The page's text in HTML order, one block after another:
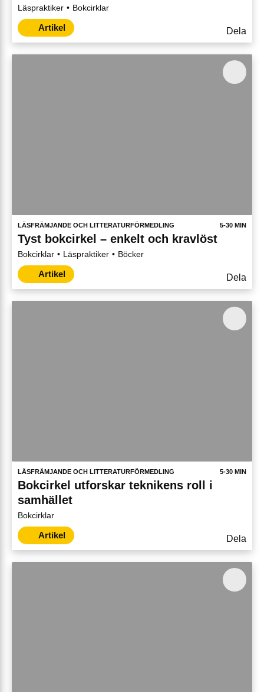
Läspraktiker Bokcirklar
Artikel Dela
LÄSFRÄMJANDE OCH LITTERATURFÖRMEDLING 5-30 MIN
Tyst bokcirkel – enkelt och kravlöst
Bokcirklar Läspraktiker Böcker
Artikel Dela
LÄSFRÄMJANDE OCH LITTERATURFÖRMEDLING 5-30 MIN
Bokcirkel utforskar teknikens roll i
samhället
Bokcirklar
Artikel Dela